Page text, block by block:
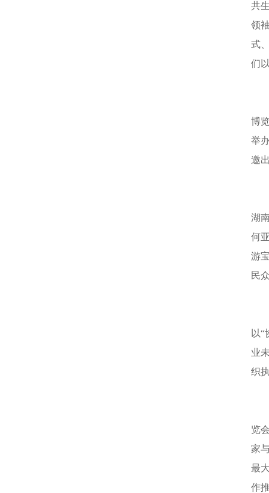
共
领
式
们
博
举
邀
湖
何
游
民
以
业
织
览
家
最
作